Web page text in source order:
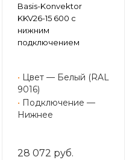
Basis-Konvektor
KKV26-15 600 с
нижним
подключением
• Цвет — Белый (RAL
9016)
• Подключение —
Нижнее
28 072 руб.